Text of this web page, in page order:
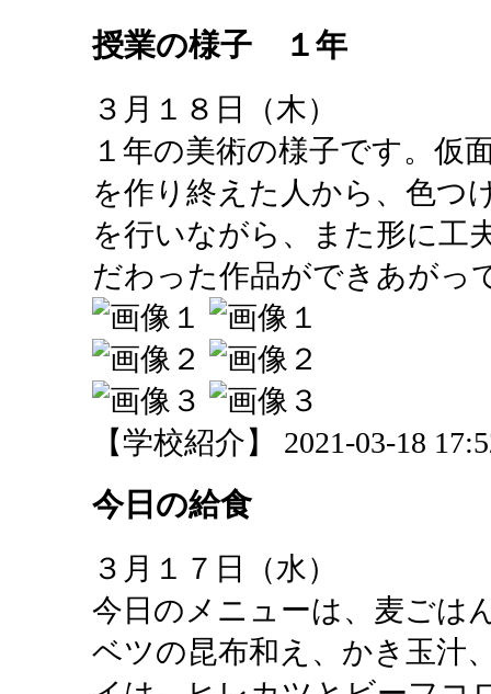
授業の様子 １年
３月１８日（木）
１年の美術の様子です。仮
を作り終えた人から、色つ
を行いながら、また形に工
だわった作品ができあがっ
【学校紹介】 2021-03-18
今日の給食
３月１７日（水）
今日のメニューは、麦ごは
ベツの昆布和え、かき玉汁